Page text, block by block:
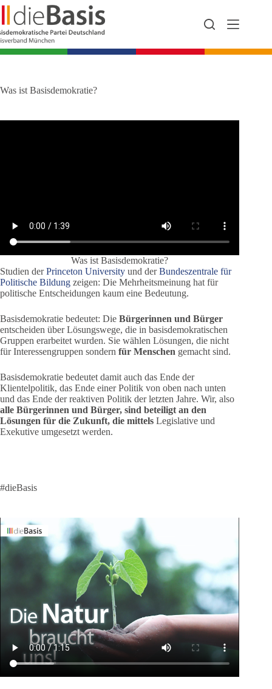
Zum
Inhalt
springen
Was ist Basisdemokratie?
Was ist Basisdemokratie?
Studien derPrinceton University und derBundeszentrale für
Politische Bildung zeigen: Die Mehrheitsmeinung hat für
politische Entscheidungen kaum eine Bedeutung.
Basisdemokratie bedeutet: Die Bürgerinnen und Bürger
entscheiden über Lösungswege, die in basisdemokratischen
Gruppen erarbeitet wurden. Sie wählen Lösungen, die nicht
für Interessengruppen sondern für Menschen gemacht sind.
Basisdemokratie bedeutet damit auch das Ende der
Klientelpolitik, das Ende einer Politik von oben nach unten
und das Ende der reaktiven Politik der letzten Jahre. Wir, also
alle Bürgerinnen und Bürger, sind beteiligt an den
Lösungen für die Zukunft, die mittels Legislative und
Exekutive umgesetzt werden.
#dieBasis